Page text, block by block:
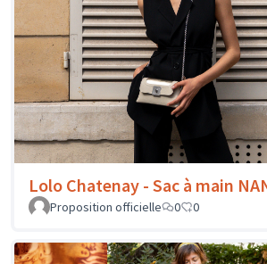
Lolo Chatenay - Sac à main
Proposition officielle 0 0